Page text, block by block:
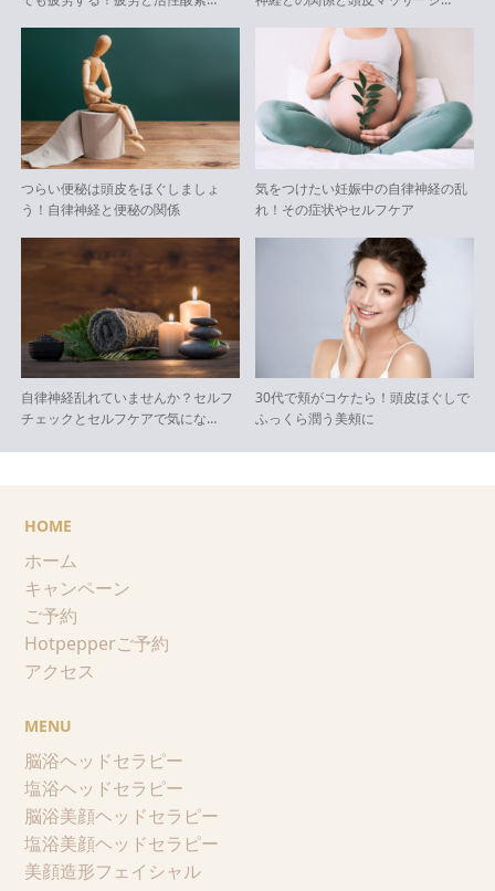
つらい便秘は頭皮をほぐしましょ
う！自律神経と便秘の関係
気をつけたい妊娠中の自律神経の乱
れ！その症状やセルフケア
自律神経乱れていませんか？セルフ
チェックとセルフケアで気にな…
30代で頬がコケたら！頭皮ほぐしで
ふっくら潤う美頰に
HOME
ホーム
キャンペーン
ご予約
Hotpepperご予約
アクセス
MENU
脳浴ヘッドセラピー
塩浴ヘッドセラピー
脳浴美顔ヘッドセラピー
塩浴美顔ヘッドセラピー
美顔造形フェイシャル